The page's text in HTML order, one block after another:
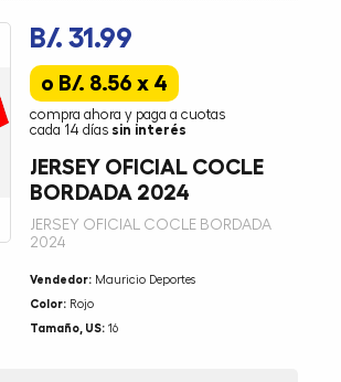
B/. 31.99
o B/. 8.56 x 4
compra ahora y paga a cuotas
cada 14 días sin interés
JERSEY OFICIAL COCLE
BORDADA 2024
JERSEY OFICIAL COCLE BORDADA
2024
Vendedor: Mauricio Deportes
Color: Rojo
Tamaño, US: 16